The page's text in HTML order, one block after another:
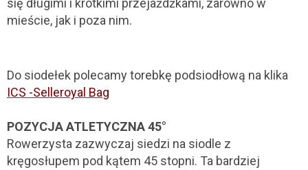
się długimi i krótkimi przejażdżkami, zarówno w
mieście, jak i poza nim.
Do siodełek polecamy torebkę podsiodłową na klika
ICS -Selleroyal Bag
POZYCJA ATLETYCZNA 45°
Rowerzysta zazwyczaj siedzi na siodle z
kręgosłupem pod kątem 45 stopni. Ta bardziej